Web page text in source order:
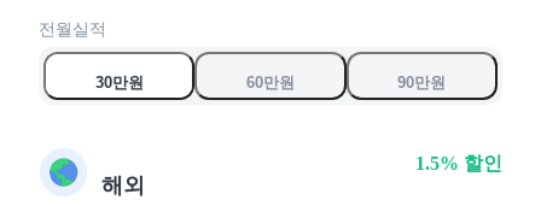
0 00
전월실적
30만원 60만원 90만원
해외
1.5% 할인